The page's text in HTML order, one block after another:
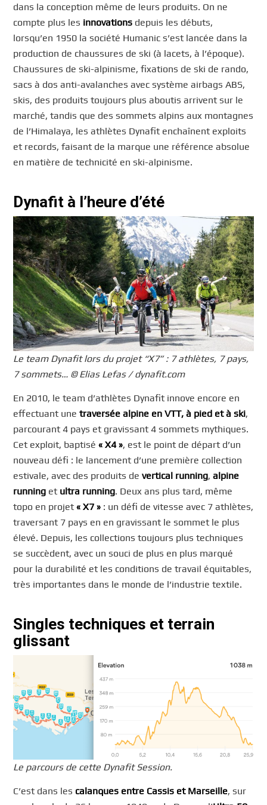
dans la conception même de leurs produits. On ne
compte plus les innovations depuis les débuts,
lorsqu’en 1950 la société Humanic s’est lancée dans la
production de chaussures de ski (à lacets, à l’époque).
Chaussures de ski-alpinisme, fixations de ski de rando,
sacs à dos anti-avalanches avec système airbags ABS,
skis, des produits toujours plus aboutis arrivent sur le
marché, tandis que des sommets alpins aux montagnes
de l’Himalaya, les athlètes Dynafit enchaînent exploits
et records, faisant de la marque une référence absolue
en matière de technicité en ski-alpinisme.
Dynafit à l’heure d’été
Le team Dynafit lors du projet “X7” : 7 athlètes, 7 pays,
7 sommets… © Elias Lefas / dynafit.com
En 2010, le team d’athlètes Dynafit innove encore en
effectuant unetraversée alpine en VTT, à pied et à ski,
parcourant 4 pays et gravissant 4 sommets mythiques.
Cet exploit, baptisé« X4 », est le point de départ d’un
nouveau défi : le lancement d’une première collection
estivale, avec des produits devertical running,alpine
running et ultra running. Deux ans plus tard, même
topo en projet« X7 » : un défi de vitesse avec 7 athlètes,
traversant 7 pays en en gravissant le sommet le plus
élevé. Depuis, les collections toujours plus techniques
se succèdent, avec un souci de plus en plus marqué
pour la durabilité et les conditions de travail équitables,
très importantes dans le monde de l’industrie textile.
Singles techniques et terrain
glissant
Le parcours de cette Dynafit Session.
C’est dans les calanques entre Cassis et Marseille, sur